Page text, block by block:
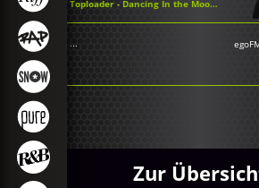
Toploader - Dancing In the Moonlight
...
Zur